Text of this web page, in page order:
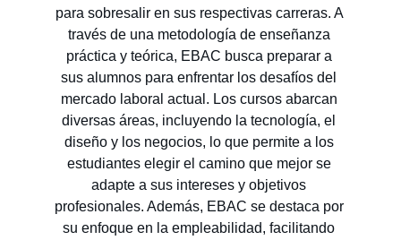
para sobresalir en sus respectivas carreras. A
través de una metodología de enseñanza
práctica y teórica, EBAC busca preparar a
sus alumnos para enfrentar los desafíos del
mercado laboral actual. Los cursos abarcan
diversas áreas, incluyendo la tecnología, el
diseño y los negocios, lo que permite a los
estudiantes elegir el camino que mejor se
adapte a sus intereses y objetivos
profesionales. Además, EBAC se destaca por
su enfoque en la empleabilidad, facilitando